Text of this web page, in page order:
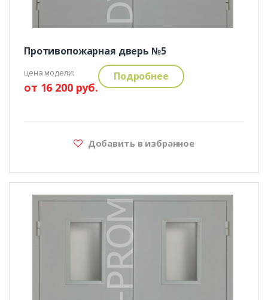
Противопожарная дверь №5
цена модели:
от 16 200 руб.
Подробнее
Добавить в избранное